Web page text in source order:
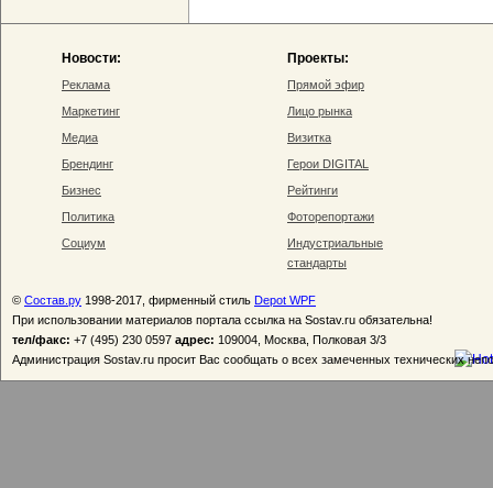
Новости:
Реклама
Маркетинг
Медиа
Брендинг
Бизнес
Политика
Социум
Проекты:
Прямой эфир
Лицо рынка
Визитка
Герои DIGITAL
Рейтинги
Фоторепортажи
Индустриальные
стандарты
© Состав.ру 1998-2017, фирменный стиль Depot WPF
При использовании материалов портала ссылка на Sostav.ru обязательна!
тел/факс: +7 (495) 230 0597 адрес: 109004, Москва, Полковая 3/3
Администрация Sostav.ru просит Вас сообщать о всех замеченных технических